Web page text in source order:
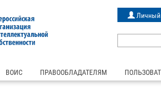
Личный
ВОИС ПРАВООБЛАДАТЕЛЯМ